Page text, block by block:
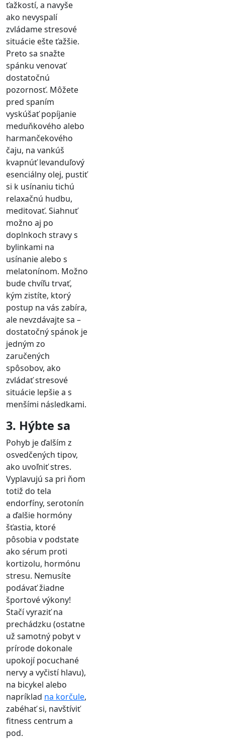
ťažkostí, a navyše
ako nevyspalí
zvládame stresové
situácie ešte ťažšie.
Preto sa snažte
spánku venovať
dostatočnú
pozornosť. Môžete
pred spaním
vyskúšať popíjanie
meduňkového alebo
harmančekového
čaju, na vankúš
kvapnúť levanduľový
esenciálny olej, pustiť
si k usínaniu tichú
relaxačnú hudbu,
meditovať. Siahnuť
možno aj po
doplnkoch stravy s
bylinkami na
usínanie alebo s
melatonínom. Možno
bude chvíľu trvať,
kým zistíte, ktorý
postup na vás zabíra,
ale nevzdávajte sa –
dostatočný spánok je
jedným zo
zaručených
spôsobov, ako
zvládať stresové
situácie lepšie a s
menšími následkami.
3. Hýbte sa
Pohyb je ďalším z
osvedčených tipov,
ako uvoľniť stres.
Vyplavujú sa pri ňom
totiž do tela
endorfíny, serotonín
a ďalšie hormóny
šťastia, ktoré
pôsobia v podstate
ako sérum proti
kortizolu, hormónu
stresu. Nemusíte
podávať žiadne
športové výkony!
Stačí vyraziť na
prechádzku (ostatne
už samotný pobyt v
prírode dokonale
upokojí pocuchané
nervy a vyčistí hlavu),
na bicykel alebo
napríklad na korčule,
zabéhať si, navštíviť
fitness centrum a
pod.